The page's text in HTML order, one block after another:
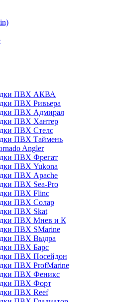
ПВХ АКВА
ПВХ Ривьера
ПВХ Адмирал
ПВХ Хантер
ПВХ Стелс
ПВХ Таймень
Angler
ПВХ Фрегат
ПВХ Yukona
ПВХ Apache
ПВХ Sea-Pro
ПВХ Flinc
ПВХ Солар
ПВХ Skat
ПВХ Мнев и К
ПВХ SMarine
ПВХ Выдра
ПВХ Барс
ПВХ Посейдон
ПВХ ProfMarine
ПВХ Феникс
ПВХ Форт
ПВХ Reef